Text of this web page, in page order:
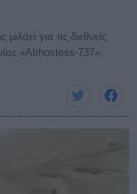
για τις διεθνείς
«AIrhostess-737».